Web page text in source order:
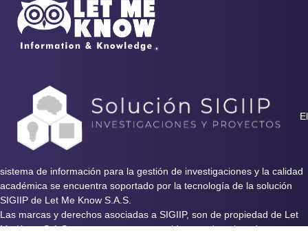
El
sistema de información para la gestión de investigaciones y la calidad
académica se encuentra soportado por la tecnología de la solución
SIGIIP de Let Me Know S.A.S.
Las marcas y derechos asociadas a SIGIIP, son de propiedad de Let
Me Know S.A.S y se encuentran protegidos por derechos de autor e